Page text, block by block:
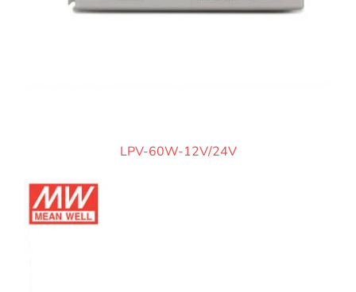
LPV-60W-12V/24V